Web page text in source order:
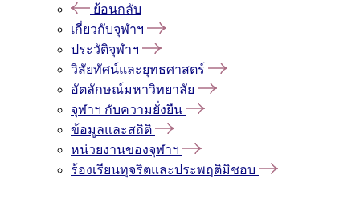
ย้อนกลับ
เกี่ยวกับจุฬาฯ
ประวัติจุฬาฯ
วิสัยทัศน์และยุทธศาสตร์
อัตลักษณ์มหาวิทยาลัย
จุฬาฯ กับความยั่งยืน
ข้อมูลและสถิติ
หน่วยงานของจุฬาฯ
ร้องเรียนทุจริตและประพฤติมิชอบ